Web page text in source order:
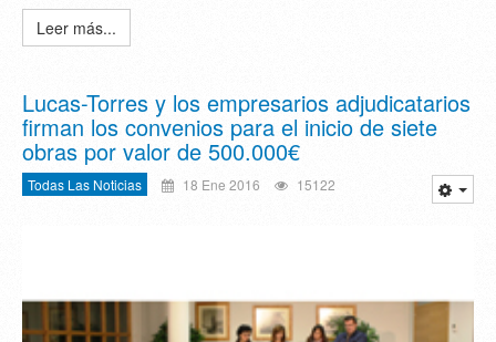
Leer más...
Lucas-Torres y los empresarios adjudicatarios
firman los convenios para el inicio de siete
obras por valor de 500.000€
Todas Las Noticias 18 Ene 2016 15122